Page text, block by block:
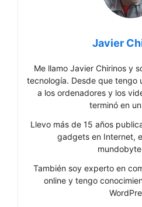
Javier
Me llamo Javier Chirinos y
tecnología. Desde que tengo
a los ordenadores y los
terminó en
Llevo más de 15 años
gadgets en Internet,
También soy experto en
online y tengo